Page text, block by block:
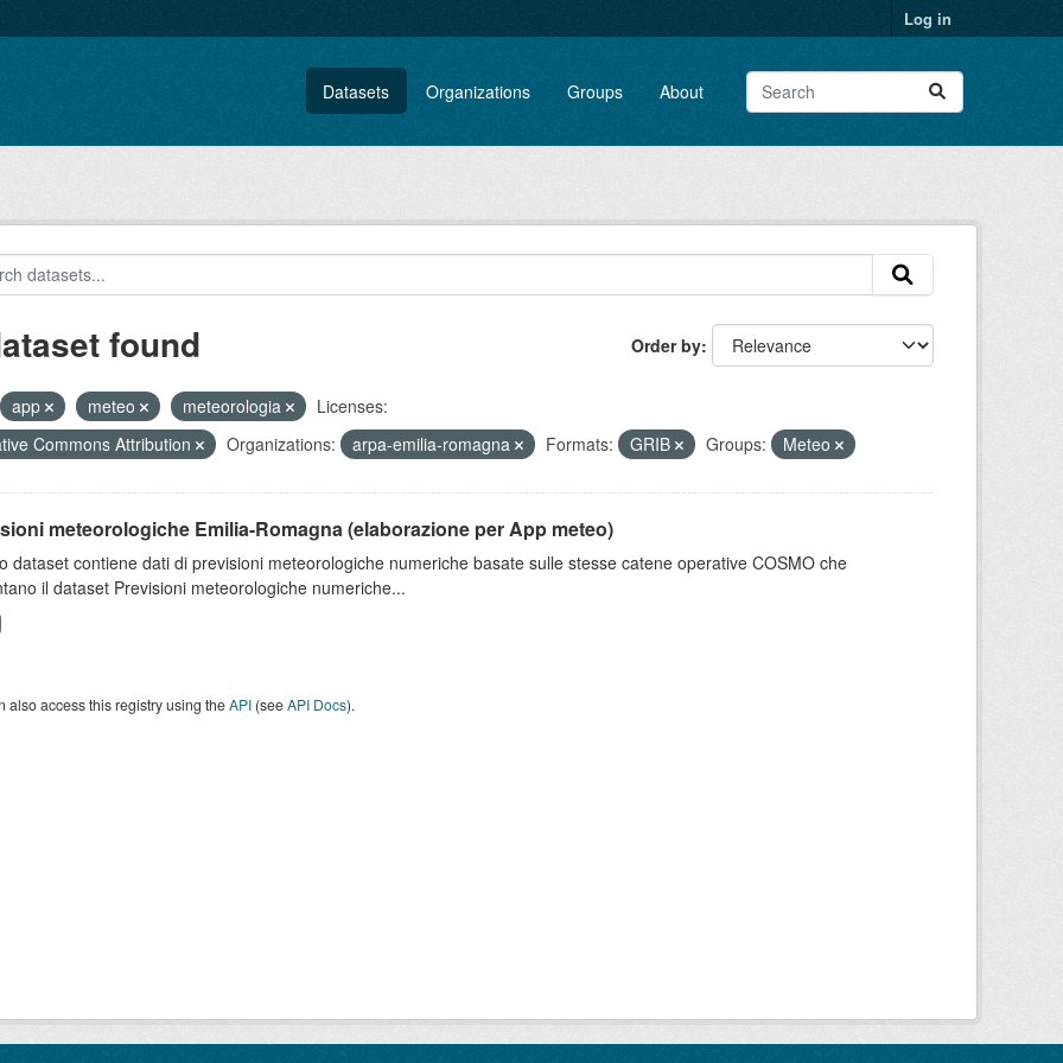
Log in
Datasets Organizations Groups About
Order by
found
app meteo meteorologia
Licenses:
Commons Attribution
Organizations: arpa-emilia-romagna Formats: GRIB Groups: Meteo
meteorologiche Emilia-Romagna (elaborazione per App meteo)
dataset contiene dati di previsioni meteorologiche numeriche basate sulle stesse catene operative COSMO che
il dataset Previsioni meteorologiche numeriche...
also access this registry using theAPI(seeAPI Docs).